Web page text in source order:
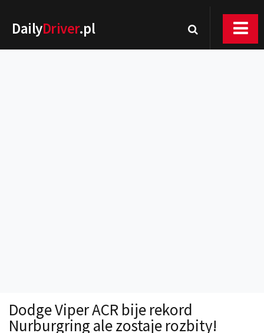
DailyDriver.pl
Technika jazdy
Oświetlenie
Dodge Viper ACR bije rekord
Nurburgring ale zostaje rozbity!